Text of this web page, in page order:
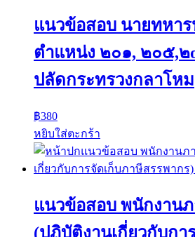
แนวข้อสอบ นายทหา
ตำแหน่ง ๒๐๑, ๒๐๕,๒
ปลัดกระทรวงกลาโหม
฿380
หยิบใส่ตะกร้า
แนวข้อสอบ พนักงาน
(ปฏิบัติงานเกี่ยวกับกา